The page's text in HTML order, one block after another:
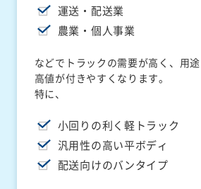
運送・配送業
農業・個人事業
などでトラックの需要が高く、用
高値が付きやすくなります。
特に、
小回りの利く軽トラック
汎用性の高い平ボディ
配送向けのバンタイプ